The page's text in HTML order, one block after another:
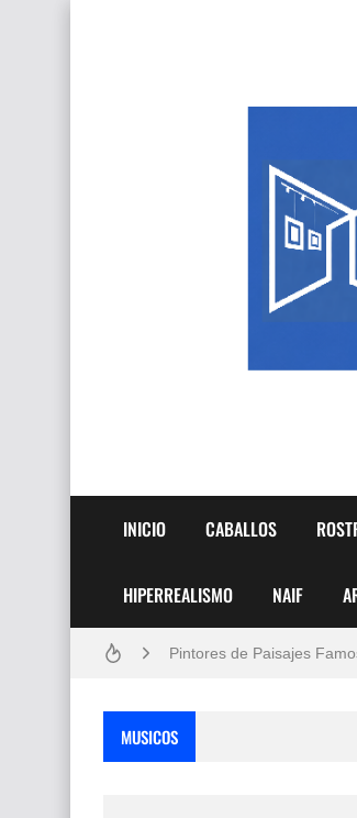
INICIO CABALLOS
HIPERREALISMO NAIF
Frutas y Flores Para
Pintores de Paisajes
MUSICOS